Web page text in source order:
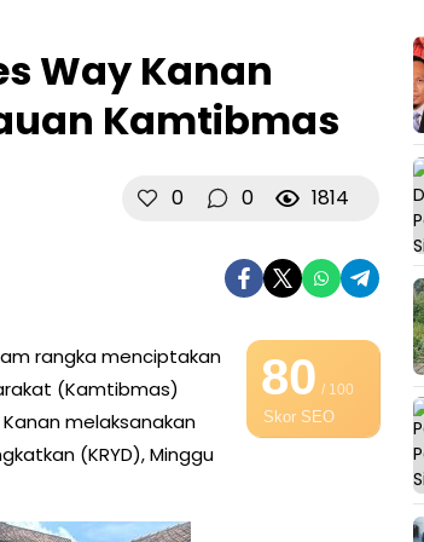
Way Kanan
Kamtibmas
0 0 1814
80/ 100
Skor SEO
rangka menciptakan
(Kamtibmas)
melaksanakan
(KRYD), Minggu